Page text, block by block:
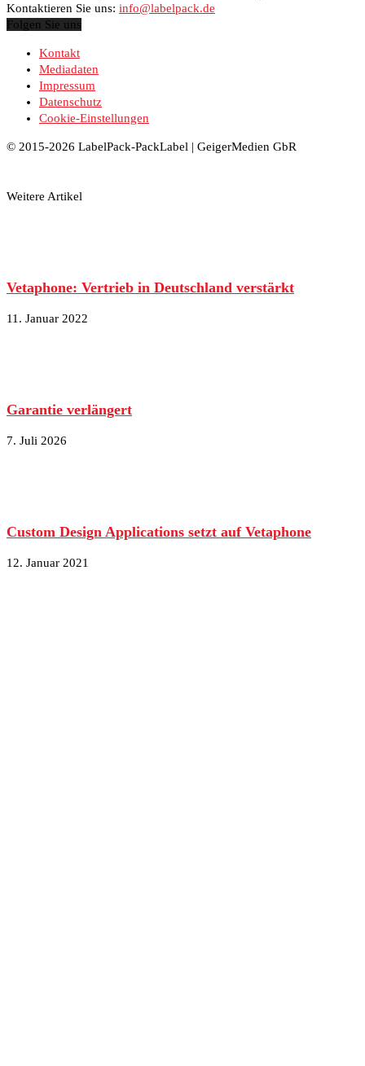
Kontaktieren Sie uns: info@labelpack.de
Folgen Sie uns
Kontakt
Mediadaten
Impressum
Datenschutz
Cookie-Einstellungen
© 2015-2026 LabelPack-PackLabel | GeigerMedien GbR
Weitere Artikel
Vetaphone: Vertrieb in Deutschland verstärkt
11. Januar 2022
Garantie verlängert
7. Juli 2026
Custom Design Applications setzt auf Vetaphone
12. Januar 2021